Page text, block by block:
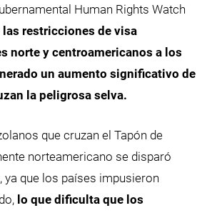
Human Rights Watch
las restricciones de visa
norte y centroamericanos a los
un aumento significativo de
la peligrosa selva.
que cruzan el Tapón de
norteamericano se disparó
ya que los países impusieron
lo que dificulta que los